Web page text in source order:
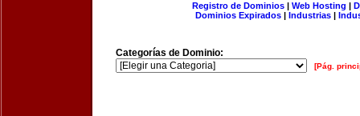
Registro de Dominios| Web Hosting |
Dominios Expirados | Industrias |
Categorías de Dominio:
[Pág.